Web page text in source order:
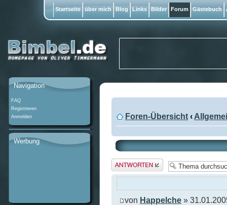
Foren-Übersicht ‹
Antwort
erstellen
von Happelche »
Navigation
FAQ
Registrieren
Anmelden
Werbung
Startseite über mich Blog Links Bilder Forum Gästebuch